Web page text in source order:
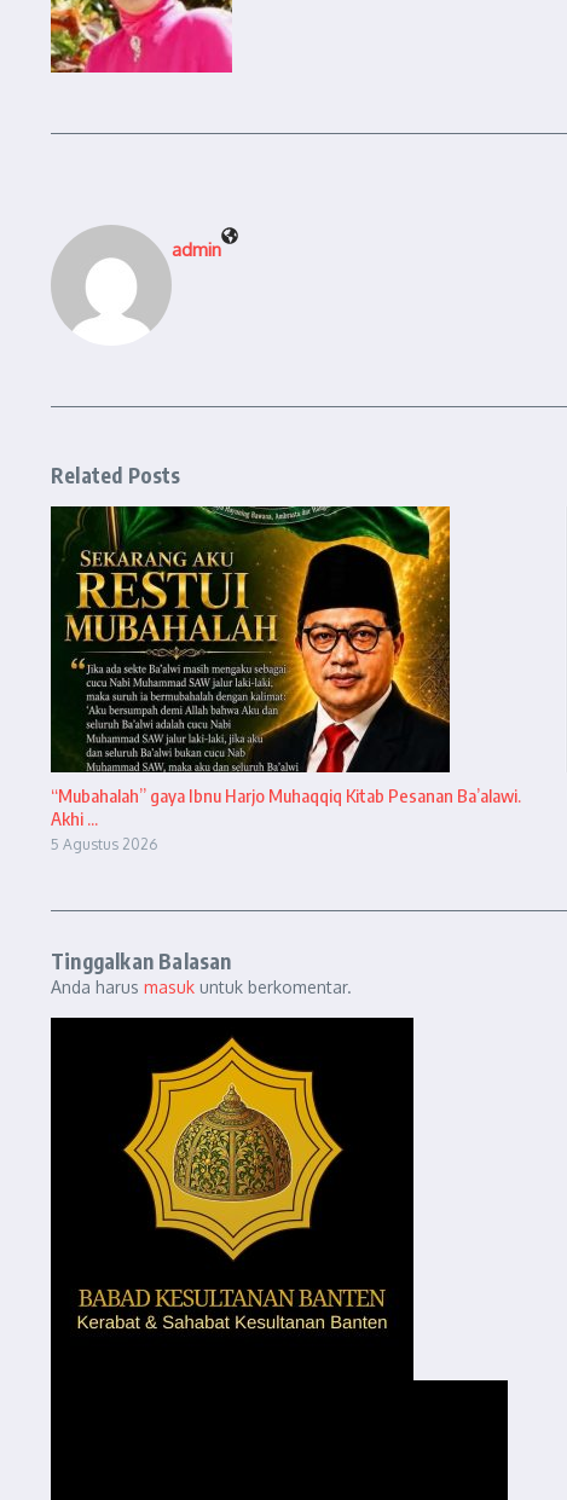
admin
Related Posts
“Mubahalah” gaya Ibnu Harjo Muhaqqiq Kitab Pesanan Ba’alawi.
Akhi ...
5 Agustus 2026
Tinggalkan Balasan
Anda harus masuk untuk berkomentar.